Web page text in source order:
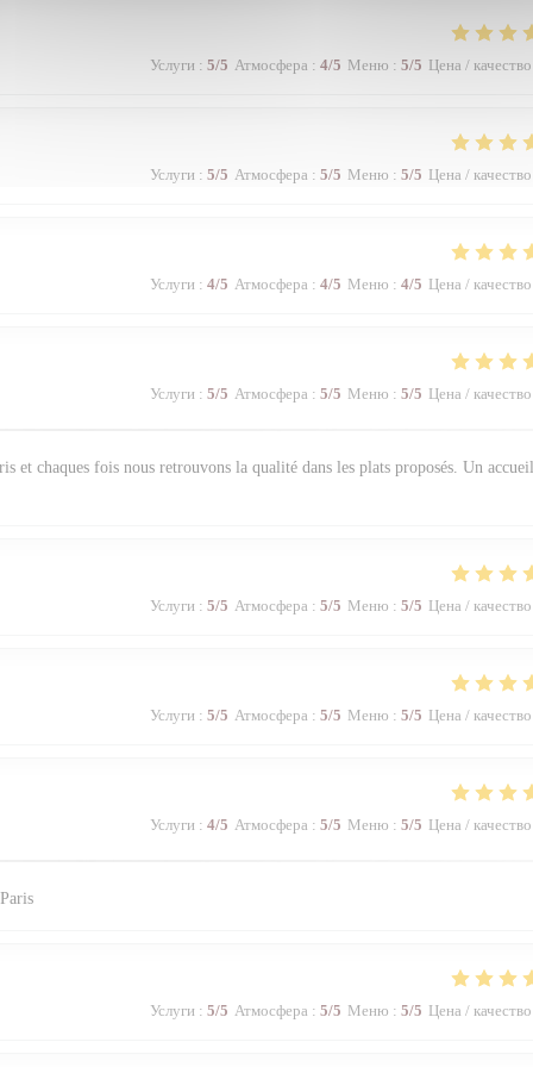
Услуги : 5/5 Атмосфера : 4/5 Меню : 5/5 Цена / качество
Услуги : 5/5 Атмосфера : 5/5 Меню : 5/5 Цена / качество
Услуги : 4/5 Атмосфера : 4/5 Меню : 4/5 Цена / качество
Услуги : 5/5 Атмосфера : 5/5 Меню : 5/5 Цена / качество
et chaques fois nous retrouvons la qualité dans les plats proposés. Un accueil
Услуги : 5/5 Атмосфера : 5/5 Меню : 5/5 Цена / качество
Услуги : 5/5 Атмосфера : 5/5 Меню : 5/5 Цена / качество
Услуги : 4/5 Атмосфера : 5/5 Меню : 5/5 Цена / качество
Услуги : 5/5 Атмосфера : 5/5 Меню : 5/5 Цена / качество